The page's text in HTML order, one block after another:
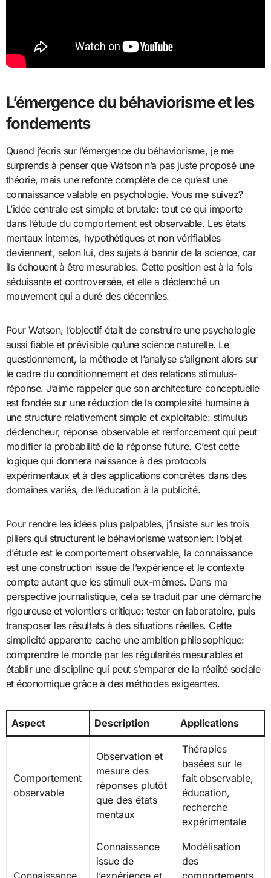
L’émergence du béhaviorisme et les
fondements
Quand j’écris sur l’émergence du béhaviorisme, je me
surprends à penser que Watson n’a pas juste proposé une
théorie, mais une refonte complète de ce qu’est une
connaissance valable en psychologie. Vous me suivez?
L’idée centrale est simple et brutale: tout ce qui importe
dans l’étude du comportement est observable. Les états
mentaux internes, hypothétiques et non vérifiables
deviennent, selon lui, des sujets à bannir de la science, car
ils échouent à être mesurables. Cette position est à la fois
séduisante et controversée, et elle a déclenché un
mouvement qui a duré des décennies.
Pour Watson, l’objectif était de construire une psychologie
aussi fiable et prévisible qu’une science naturelle. Le
questionnement, la méthode et l’analyse s’alignent alors sur
le cadre du conditionnement et des relations stimulus-
réponse. J’aime rappeler que son architecture conceptuelle
est fondée sur une réduction de la complexité humaine à
une structure relativement simple et exploitable: stimulus
déclencheur, réponse observable et renforcement qui peut
modifier la probabilité de la réponse future. C’est cette
logique qui donnera naissance à des protocols
expérimentaux et à des applications concrètes dans des
domaines variés, de l’éducation à la publicité.
Pour rendre les idées plus palpables, j’insiste sur les trois
piliers qui structurent le béhaviorisme watsonien: l’objet
d’étude est le comportement observable, la connaissance
est une construction issue de l’expérience et le contexte
compte autant que les stimuli eux-mêmes. Dans ma
perspective journalistique, cela se traduit par une démarche
rigoureuse et volontiers critique: tester en laboratoire, puis
transposer les résultats à des situations réelles. Cette
simplicité apparente cache une ambition philosophique:
comprendre le monde par les régularités mesurables et
établir une discipline qui peut s’emparer de la réalité sociale
et économique grâce à des méthodes exigeantes.
Aspect Description Applications
Comportement
observable
Observation et
mesure des
réponses plutôt
que des états
mentaux
Thérapies
basées sur le
fait observable,
éducation,
recherche
expérimentale
Connaissance
Connaissance
issue de
l’expérience et
Modélisation
des
comportements,